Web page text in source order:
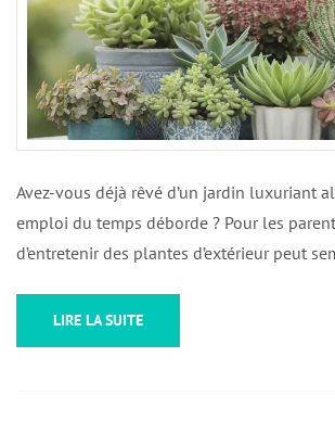
Avez-vous déjà rêvé d’un jardin luxuriant
emploi du temps déborde ? Pour les
d’entretenir des plantes d’extérieur peut
LIRE LA SUITE